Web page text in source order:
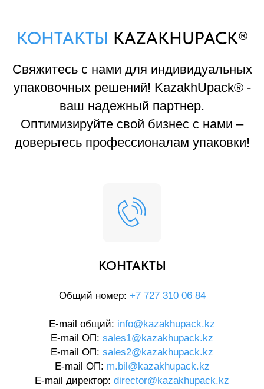
КОНТАКТЫ KAZAKHUPACK®
Свяжитесь с нами для индивидуальных
упаковочных решений! KazakhUpack® -
ваш надежный партнер.
Оптимизируйте свой бизнес с нами –
доверьтесь профессионалам упаковки!
КОНТАКТЫ
Общий номер: +7 727 310 06 84
E-mail общий: info@kazakhupack.kz
E-mail ОП: sales1@kazakhupack.kz
E-mail ОП: sales2@kazakhupack.kz
E-mail ОП: m.bil@kazakhupack.kz
E-mail директор: director@kazakhupack.kz